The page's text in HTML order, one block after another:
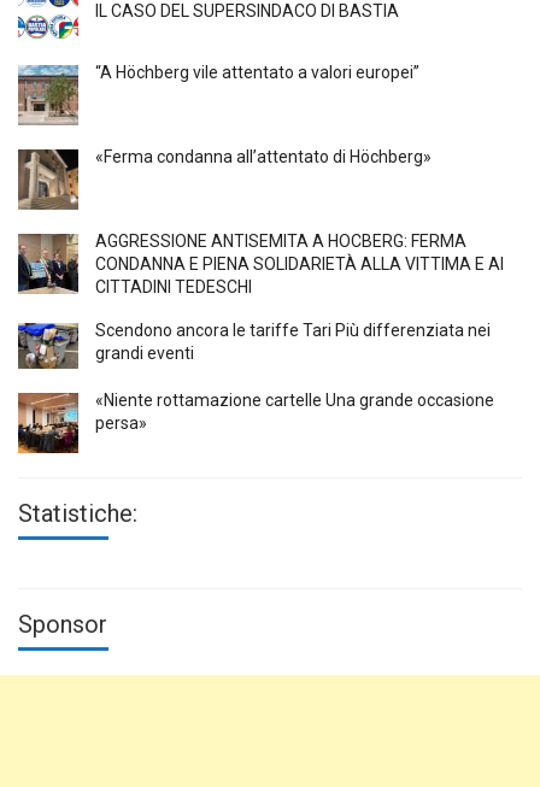
IL CASO DEL SUPERSINDACO DI BASTIA
“A Höchberg vile attentato a valori europei”
«Ferma condanna all’attentato di Höchberg»
AGGRESSIONE ANTISEMITA A HÖCBERG: FERMA
CONDANNA E PIENA SOLIDARIETÀ ALLA VITTIMA E AI
CITTADINI TEDESCHI
Scendono ancora le tariffe Tari Più differenziata nei
grandi eventi
«Niente rottamazione cartelle Una grande occasione
persa»
Statistiche:
Sponsor